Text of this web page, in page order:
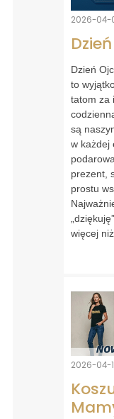
2026-04-
Dzień
to
tatom za
są
w każdej
prezent,
prostu
więcej
2026-04-